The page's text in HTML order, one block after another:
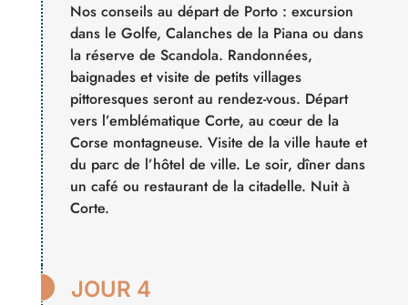
Nos conseils au départ de Porto : excursion
dans le Golfe, Calanches de la Piana ou dans
la réserve de Scandola. Randonnées,
baignades et visite de petits villages
pittoresques seront au rendez-vous. Départ
vers l’emblématique Corte, au cœur de la
Corse montagneuse. Visite de la ville haute et
du parc de l’hôtel de ville. Le soir, dîner dans
un café ou restaurant de la citadelle. Nuit à
Corte.
 JOUR 4